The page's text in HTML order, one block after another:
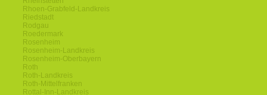
Rhoen-Grabfeld-Landkreis
Riedstadt
Rodgau
Roedermark
Rosenheim
Rosenheim-Landkreis
Rosenheim-Oberbayern
Roth
Roth-Landkreis
Roth-Mittelfranken
Rottal-Inn-Landkreis